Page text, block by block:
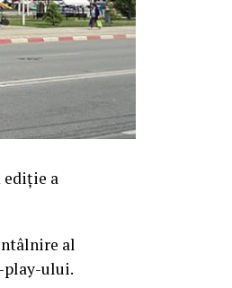
ediție a
al
play-ului.